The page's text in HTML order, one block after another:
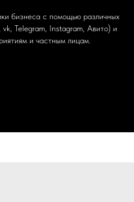
бизнеса с помощью различных
Telegram, Instagram, Авито) и
и частным лицам.